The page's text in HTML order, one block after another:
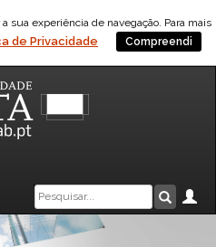
sua experiência de navegação. Para mais
de Privacidade Compreendi
Caixa
de
pesquisa